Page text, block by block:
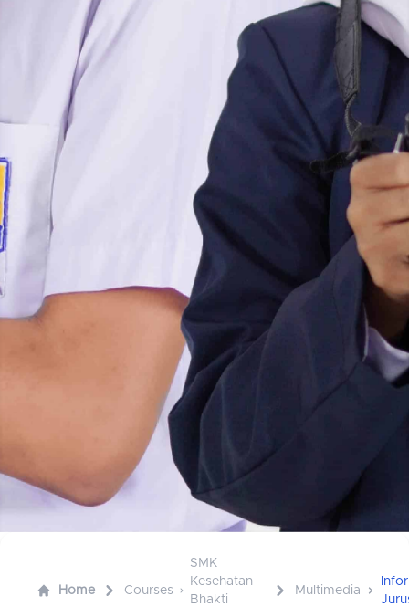
Home Courses
SMK
Kesehatan
Bhakti
Multimedia